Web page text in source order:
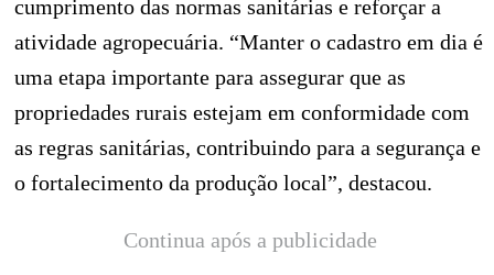
cumprimento das normas sanitárias e reforçar a
atividade agropecuária. “Manter o cadastro em dia é
uma etapa importante para assegurar que as
propriedades rurais estejam em conformidade com
as regras sanitárias, contribuindo para a segurança e
o fortalecimento da produção local”, destacou.
Continua após a publicidade